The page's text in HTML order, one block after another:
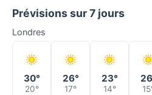
Prévisions sur 7 jours
Londres
30°
20°
26°
17°
23°
14°